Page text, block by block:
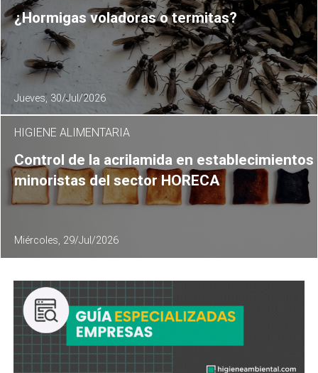
¿Hormigas voladoras o termitas?
Jueves, 30/Jul/2026
HIGIENE ALIMENTARIA
Control de la acrilamida en establecimientos
minoristas del sector HORECA
Miércoles, 29/Jul/2026